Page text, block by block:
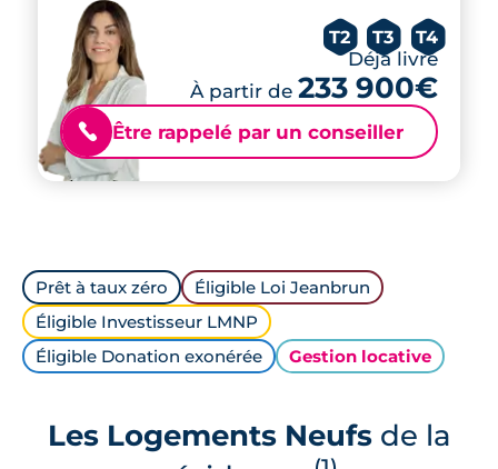
T2 T3 T4
Déjà livré
À partir de 233 900€
📞 Être rappelé par un conseiller
Prêt à taux zéro
Éligible Loi Jeanbrun
Éligible Investisseur LMNP
Éligible Donation exonérée
Gestion locative
Les Logements Neufsde la